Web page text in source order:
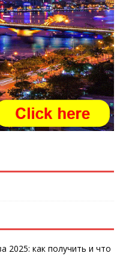
2025: как получить и что